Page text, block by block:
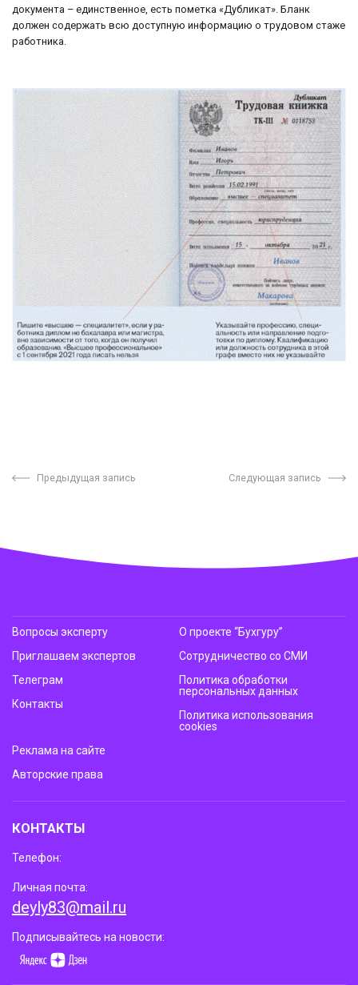
документа – единственное, есть пометка «Дубликат». Бланк
должен содержать всю доступную информацию о трудовом стаже
работника.
Предыдущая запись Следующая запись
Вопросы эксперту
Приглашаем экспертов
Телеграм
Контакты
О проекте “Бухгуру”
Сотрудничество со СМИ
Политика обработки
персональных данных
Политика использования
cookies
Реклама на сайте
Авторские права
КОНТАКТЫ
Телефон:
Личная почта:
deyly83@mail.ru
Подписывайтесь на новости: